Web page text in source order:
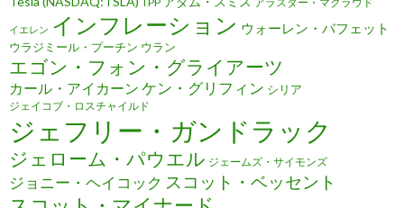
イエレン インフレーション ウォーレン・バフェット
ウラジミール・プーチン ウラン
エゴン・フォン・グライアーツ
カール・アイカーン ケン・グリフィン シリア
ジェイコブ・ロスチャイルド
ジェフリー・ガンドラック
ジェローム・パウエル ジェームズ・サイモンズ
ジョニー・ヘイコック スコット・ベッセント